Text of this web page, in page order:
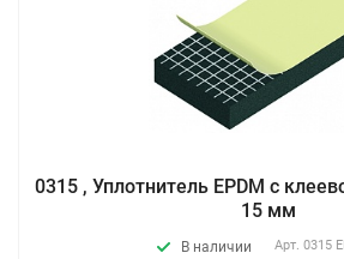
0315 , Уплотнитель EPDM с
15 мм
В наличии Арт. 0315